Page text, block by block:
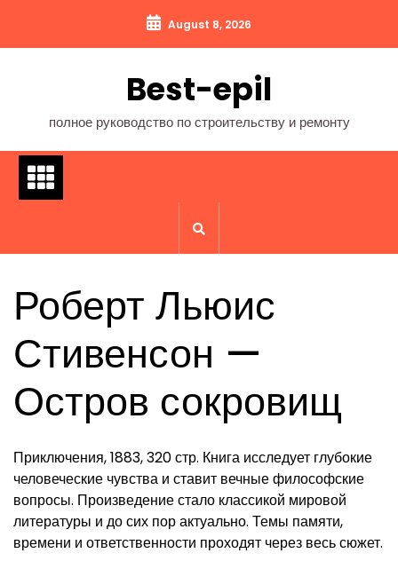
содержимому
August 8, 2026
Best-epil
полное руководство по строительству и ремонту
Роберт Льюис
Стивенсон —
Остров сокровищ
Приключения, 1883, 320 стр. Книга исследует глубокие
человеческие чувства и ставит вечные философские
вопросы. Произведение стало классикой мировой
литературы и до сих пор актуально. Темы памяти,
времени и ответственности проходят через весь сюжет.